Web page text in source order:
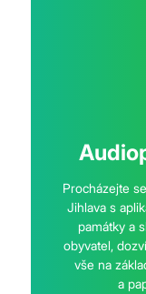
Procházejte
Jihlava s
památky a
obyvatel,
vše na
a